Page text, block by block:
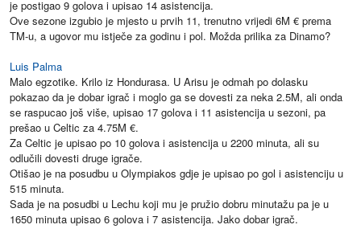
je postigao 9 golova i upisao 14 asistencija.
Ove sezone izgubio je mjesto u prvih 11, trenutno vrijedi 6M € prema
TM-u, a ugovor mu istječe za godinu i pol. Možda prilika za Dinamo?
Luis Palma
Malo egzotike. Krilo iz Hondurasa. U Arisu je odmah po dolasku
pokazao da je dobar igrač i moglo ga se dovesti za neka 2.5M, ali onda
se raspucao još više, upisao 17 golova i 11 asistencija u sezoni, pa
prešao u Celtic za 4.75M €.
Za Celtic je upisao po 10 golova i asistencija u 2200 minuta, ali su
odlučili dovesti druge igrače.
Otišao je na posudbu u Olympiakos gdje je upisao po gol i asistenciju u
515 minuta.
Sada je na posudbi u Lechu koji mu je pružio dobru minutažu pa je u
1650 minuta upisao 6 golova i 7 asistencija. Jako dobar igrač.